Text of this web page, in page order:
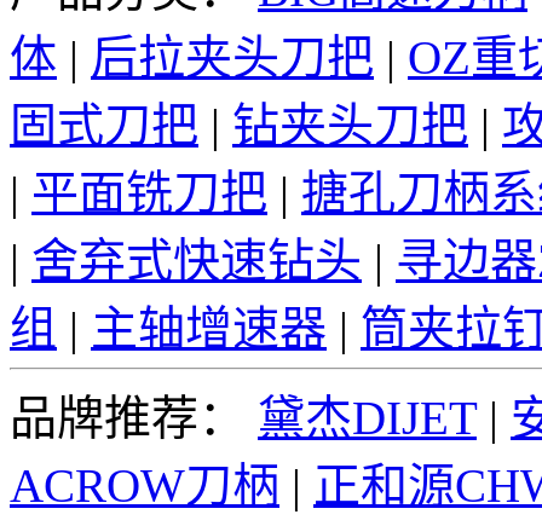
体 | 后拉夹头刀把 | OZ重
固式刀把 | 钻夹头刀把 |
| 平面铣刀把 | 搪孔刀柄
| 舍弃式快速钻头 | 寻边
组 | 主轴增速器 | 筒夹拉
品牌推荐：
黛杰DIJET|
ACROW刀柄 | 正和源